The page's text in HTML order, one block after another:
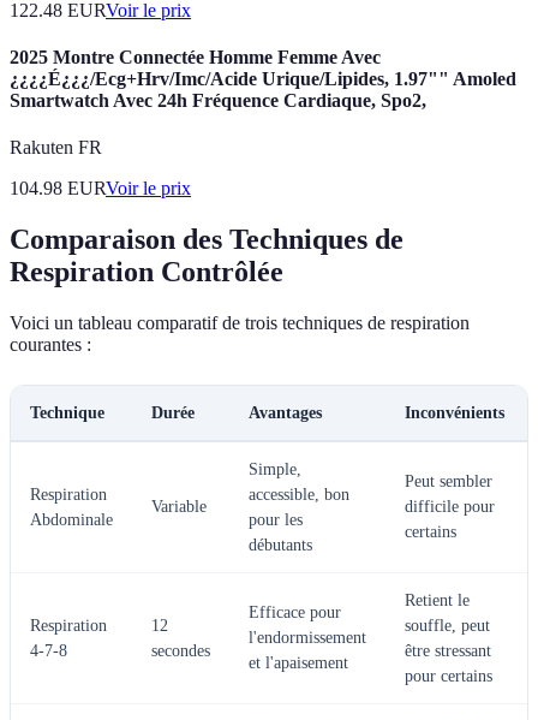
122.48 EURVoir le prix
2025 Montre Connectée Homme Femme Avec
¿¿¿¿É¿¿¿/Ecg+Hrv/Imc/Acide Urique/Lipides, 1.97"" Amoled
Smartwatch Avec 24h Fréquence Cardiaque, Spo2,
Rakuten FR
104.98 EURVoir le prix
Comparaison des Techniques de
Respiration Contrôlée
Voici un tableau comparatif de trois techniques de respiration
courantes :
Technique Durée Avantages Inconvénients
Respiration
Abdominale
Variable
Simple,
accessible, bon
pour les
débutants
Peut sembler
difficile pour
certains
Respiration
4-7-8
12
secondes
Efficace pour
l'endormissement
et l'apaisement
Retient le
souffle, peut
être stressant
pour certains